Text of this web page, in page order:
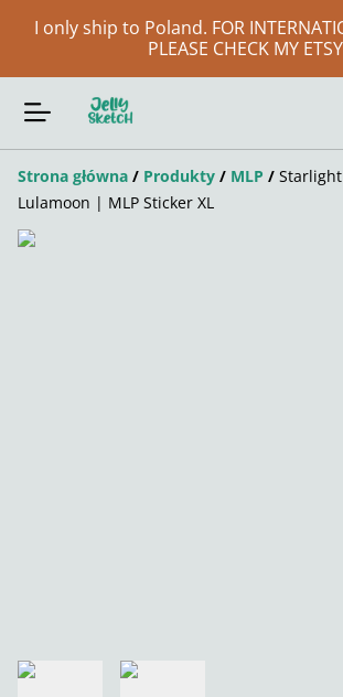
I only ship to Poland. FOR
PLEASE CHECK MY
Strona główna / Produkty / MLP /
Lulamoon | MLP Sticker XL